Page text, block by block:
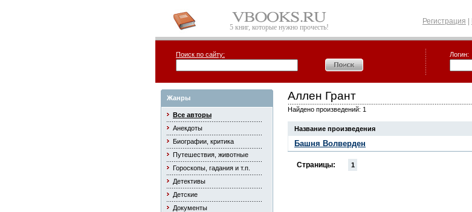
5 книг, которые нужно прочесть!
Регистрация
Поиск по сайту: Логин:
Жанры
Все авторы
Анекдоты
Биографии, критика
Путешествия, животные
Гороскопы, гадания и т.п.
Детективы
Детские
Документы
Аллен Грант
Найдено произведений: 1
Название произведения
Башня Волверден
Страницы: 1